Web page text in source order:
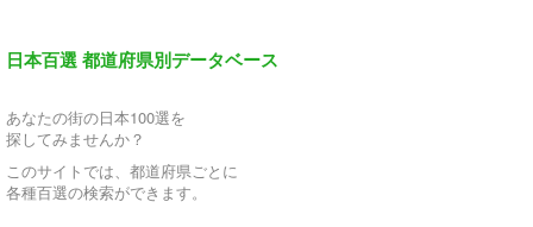
日本百選 都道府県別データベース
あなたの街の日本100選を
探してみませんか？
このサイトでは、都道府県ごとに
各種百選の検索ができます。